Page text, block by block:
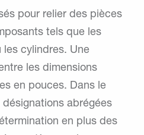
pour relier des pièces
tels que les
les cylindres. Une
les dimensions
en pouces. Dans le
abrégées
en plus des